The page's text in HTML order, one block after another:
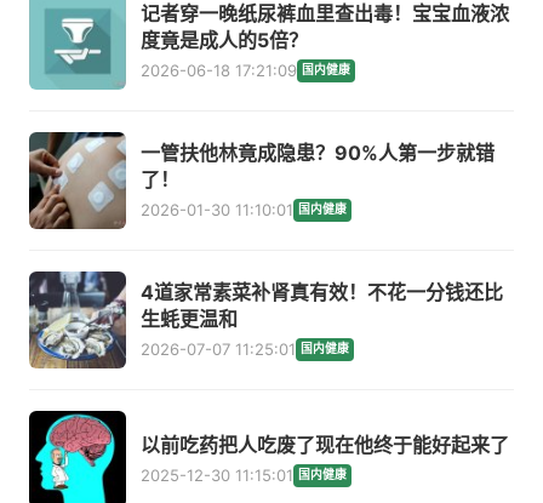
记者穿一晚纸尿裤血里查出毒！宝宝血液浓
度竟是成人的5倍？
2026-06-18 17:21:09 国内健康
一管扶他林竟成隐患？90%人第一步就错
了！
2026-01-30 11:10:01 国内健康
4道家常素菜补肾真有效！不花一分钱还比
生蚝更温和
2026-07-07 11:25:01 国内健康
以前吃药把人吃废了现在他终于能好起来了
2025-12-30 11:15:01 国内健康